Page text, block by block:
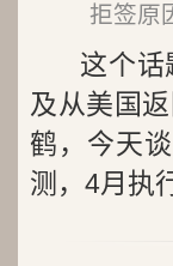
拒签原
这个
及从美国
鹤，今天
测，4月执